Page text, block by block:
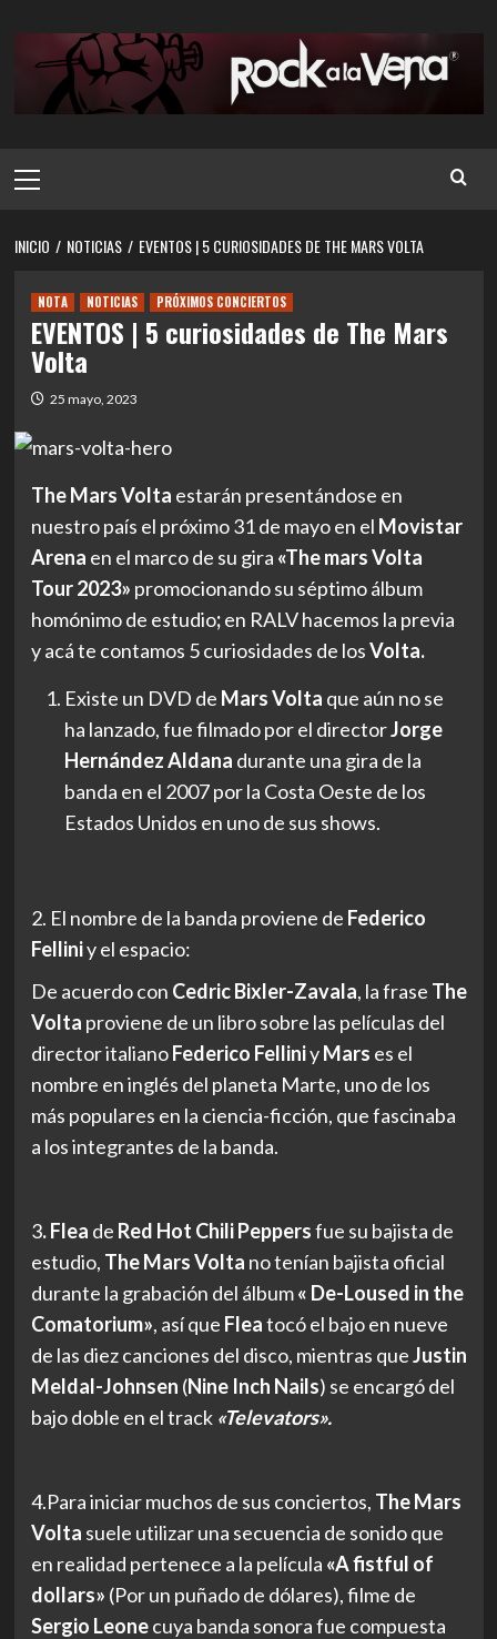
contenido
principal
INICIO NOTICIAS EVENTOS | 5 CURIOSIDADES DE THE MARS VOLTA
NOTA NOTICIAS PRÓXIMOS CONCIERTOS
EVENTOS | 5 curiosidades de The Mars
Volta
25 mayo, 2023
The Mars Volta estarán presentándose en
nuestro país el próximo 31 de mayo en el Movistar
Arena en el marco de su gira «The mars Volta
Tour 2023» promocionando su séptimo álbum
homónimo de estudio;en RALV hacemos la previa
y acá te contamos 5 curiosidades de losVolta.
Existe un DVD de Mars Volta que aún no se
ha lanzado, fue filmado por el directorJorge
Hernández Aldana durante una gira de la
banda en el 2007 por la Costa Oeste de los
Estados Unidos en uno de sus shows.
2. El nombre de la banda proviene de Federico
Felliniy el espacio:
De acuerdo con Cedric Bixler-Zavala, la frase The
Volta proviene de un libro sobre las películas del
director italianoFederico FelliniyMars es el
nombre en inglés del planeta Marte, uno de los
más populares en la ciencia-ficción, que fascinaba
a los integrantes de la banda.
3. Flea de Red Hot Chili Peppersfue su bajista de
estudio, The Mars Volta no tenían bajista oficial
durante la grabación del álbum« De-Loused in the
Comatorium», así que Fleatocó el bajo en nueve
de las diez canciones del disco, mientras queJustin
Meldal-Johnsen (Nine Inch Nails) se encargó del
bajo doble en el track«Televators».
4.Para iniciar muchos de sus conciertos, The Mars
Volta suele utilizar una secuencia de sonido que
en realidad pertenece a la película «A fistful of
dollars» (Por un puñado de dólares), filme de
Sergio Leonecuya banda sonora fue compuesta